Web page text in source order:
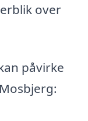
over
påvirke